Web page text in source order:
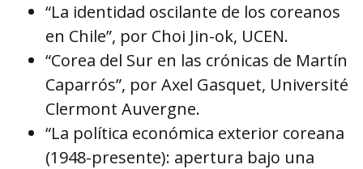
“La identidad oscilante de los coreanos
en Chile”, por Choi Jin-ok, UCEN.
“Corea del Sur en las crónicas de Martín
Caparrós”, por Axel Gasquet, Université
Clermont Auvergne.
“La política económica exterior coreana
(1948-presente): apertura bajo una